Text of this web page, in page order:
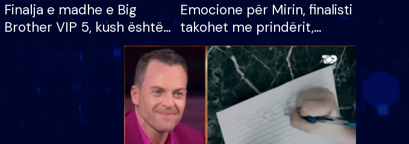
Finalja e madhe e Big
Brother VIP 5, kush është
banori i parë që lë shtëpinë
dhe humb mundësinë për
të fituar çmimin e madh
Emocione për Mirin, finalisti
takohet me prindërit,
vajzën dhe bashkëshorten:
S’kemi ndonjë letër divorci
apo jo?